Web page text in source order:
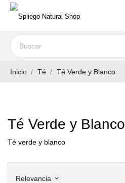
Inicio Té Té Verde y Blanco
Té Verde y Blanco
Té verde y blanco
Relevancia keyboard_arrow_down